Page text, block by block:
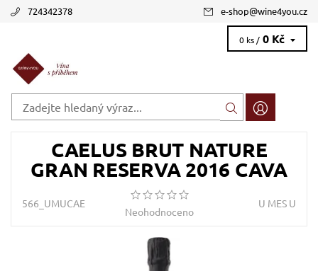
724342378 e-shop@wine4you.cz
0 ks / 0 Kč
CAELUS BRUT NATURE
GRAN RESERVA 2016 CAVA
566_UMUCAE
Neohodnoceno
U MES U